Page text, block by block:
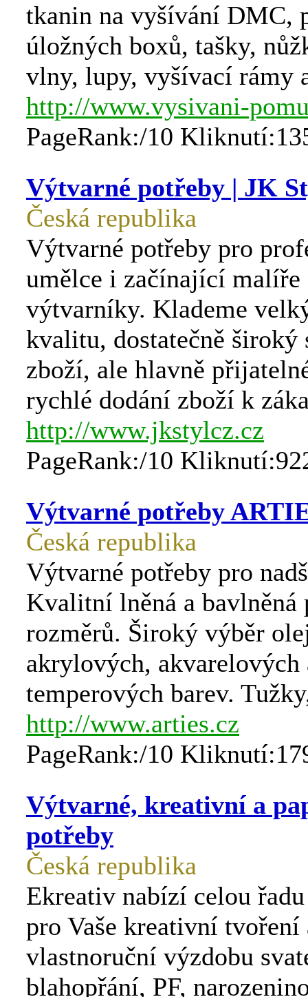
tkanin na vyšívání DMC,
úložných boxů, tašky,
vlny, lupy, vyšívací rámy
http://www.vysivani-
PageRank:/10
Výtvarné potřeby | JK
Česká republika
Výtvarné potřeby pro
umělce i začínající malíře
výtvarníky. Klademe
kvalitu, dostatečně široký
zboží, ale hlavně
rychlé dodání zboží k
http://www.jkstylcz.cz
PageRank:/10
Výtvarné potřeby
Česká republika
Výtvarné potřeby pro
Kvalitní lněná a bavlněná
rozměrů. Široký výběr
akrylových, akvarelových
temperových barev.
http://www.arties.cz
PageRank:/10
Výtvarné, kreativní a
potřeby
Česká republika
Ekreativ nabízí celou
pro Vaše kreativní tvoření
vlastnoruční výzdobu
blahopřání, PF,